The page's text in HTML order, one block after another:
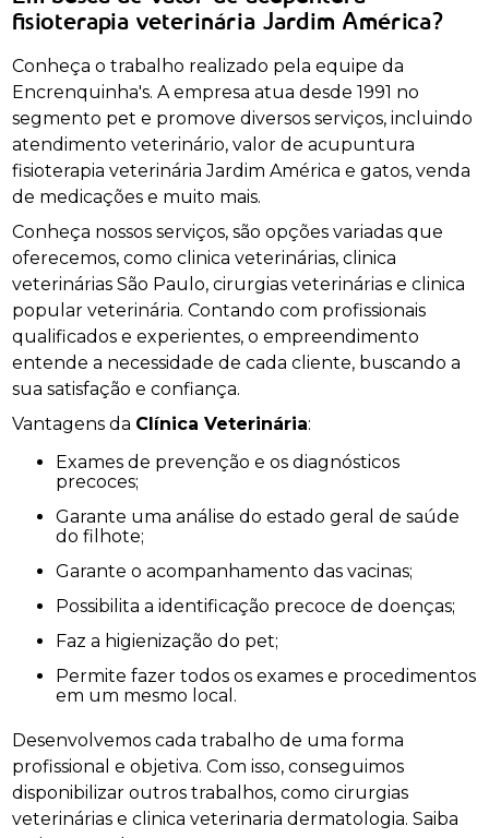
fisioterapia veterinária Jardim América?
Conheça o trabalho realizado pela equipe da
Encrenquinha's. A empresa atua desde 1991 no
segmento pet e promove diversos serviços, incluindo
atendimento veterinário, valor de acupuntura
fisioterapia veterinária Jardim América e gatos, venda
de medicações e muito mais.
Conheça nossos serviços, são opções variadas que
oferecemos, como clinica veterinárias, clinica
veterinárias São Paulo, cirurgias veterinárias e clinica
popular veterinária. Contando com profissionais
qualificados e experientes, o empreendimento
entende a necessidade de cada cliente, buscando a
sua satisfação e confiança.
Vantagens da Clínica Veterinária:
Exames de prevenção e os diagnósticos
precoces;
Garante uma análise do estado geral de saúde
do filhote;
Garante o acompanhamento das vacinas;
Possibilita a identificação precoce de doenças;
Faz a higienização do pet;
Permite fazer todos os exames e procedimentos
em um mesmo local.
Desenvolvemos cada trabalho de uma forma
profissional e objetiva. Com isso, conseguimos
disponibilizar outros trabalhos, como cirurgias
veterinárias e clinica veterinaria dermatologia. Saiba